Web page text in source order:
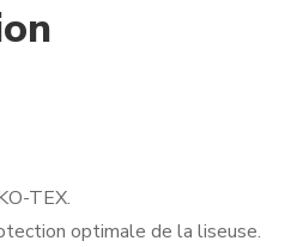
TEX.
optimale de la liseuse.